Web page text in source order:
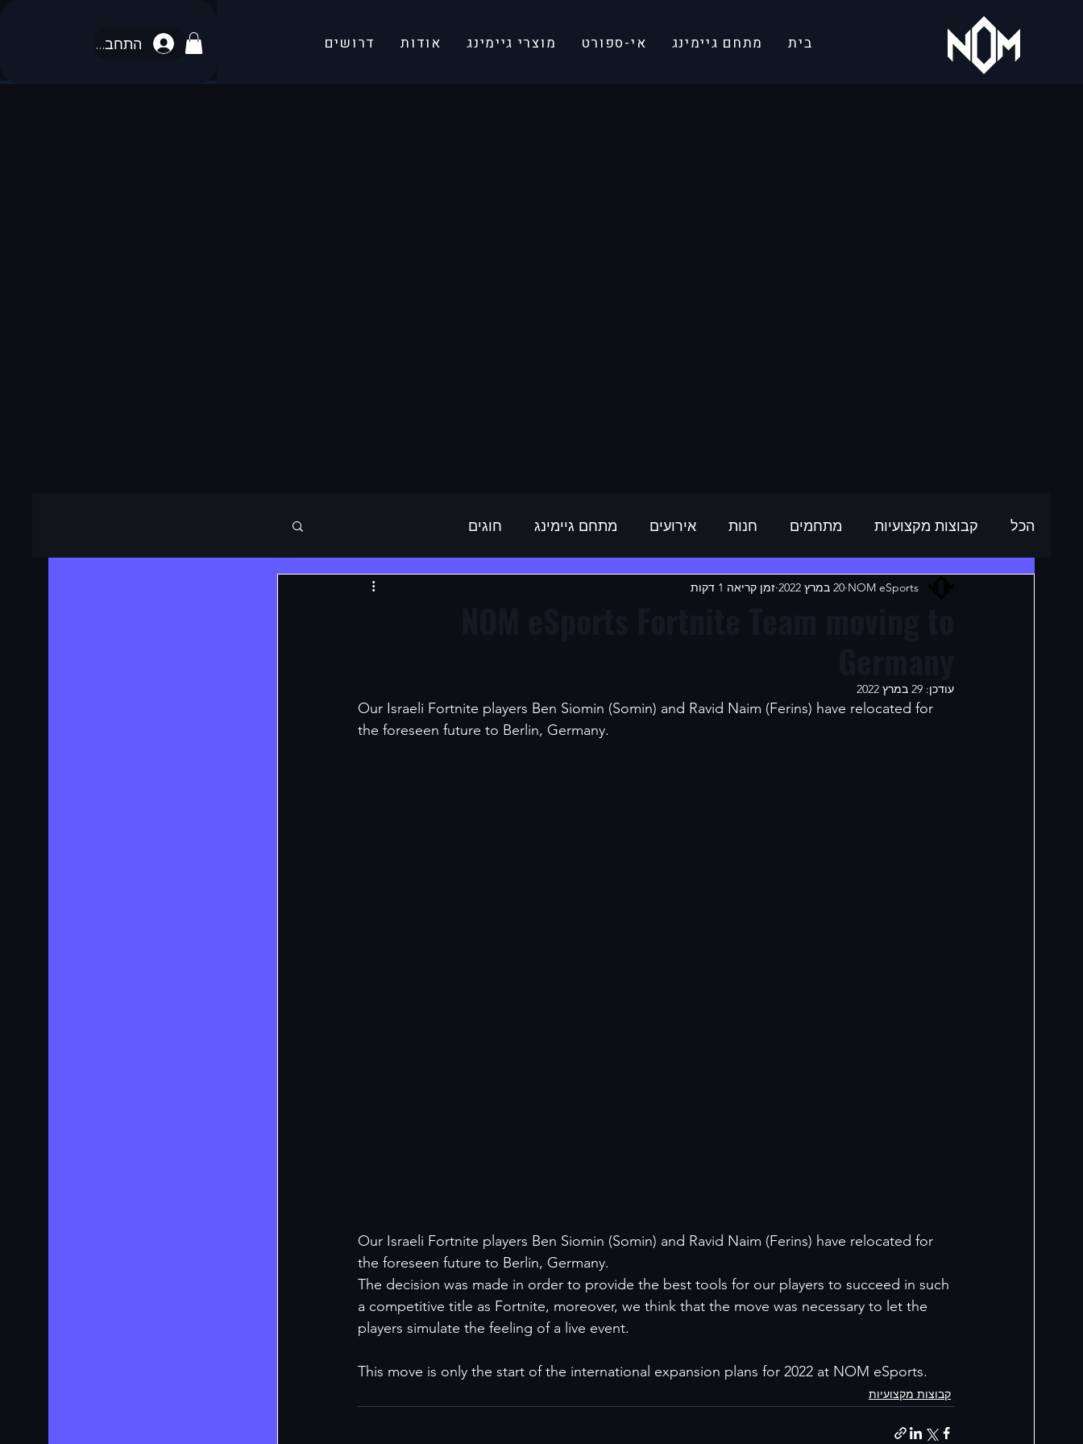
התחבר בית מתחם גיימינג אי-ספורט מוצרי גיימינג אודות דרושים
הכל קבוצות מקצועיות מתחמים חנות אירועים מתחם גיימינג חוגים
NOM eSports 20 במרץ 2022 זמן קריאה 1 דקות
עודכן: 29 במרץ 2022
Our Israeli Fortnite players Ben Siomin (Somin) and Ravid Naim (Ferins) have relocated for
the foreseen future to Berlin, Germany.
Our Israeli Fortnite players Ben Siomin (Somin) and Ravid Naim (Ferins) have relocated for
the foreseen future to Berlin, Germany.
The decision was made in order to provide the best tools for our players to succeed in such
a competitive title as Fortnite, moreover, we think that the move was necessary to let the
players simulate the feeling of a live event.
This move is only the start of the international expansion plans for 2022 at NOM eSports.
קבוצות מקצועיות